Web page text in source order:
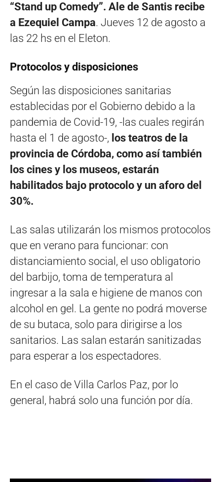
“Stand up Comedy”. Ale de Santis recibe
a Ezequiel Campa. Jueves 12 de agosto a
las 22 hs en el Eleton.
Protocolos y disposiciones
Según las disposiciones sanitarias
establecidas por el Gobierno debido a la
pandemia de Covid-19, -las cuales regirán
hasta el 1 de agosto-, los teatros de la
provincia de Córdoba, como así también
los cines y los museos, estarán
habilitados bajo protocolo y un aforo del
30%.
Las salas utilizarán los mismos protocolos
que en verano para funcionar: con
distanciamiento social, el uso obligatorio
del barbijo, toma de temperatura al
ingresar a la sala e higiene de manos con
alcohol en gel. La gente no podrá moverse
de su butaca, solo para dirigirse a los
sanitarios. Las salan estarán sanitizadas
para esperar a los espectadores.
En el caso de Villa Carlos Paz, por lo
general, habrá solo una función por día.